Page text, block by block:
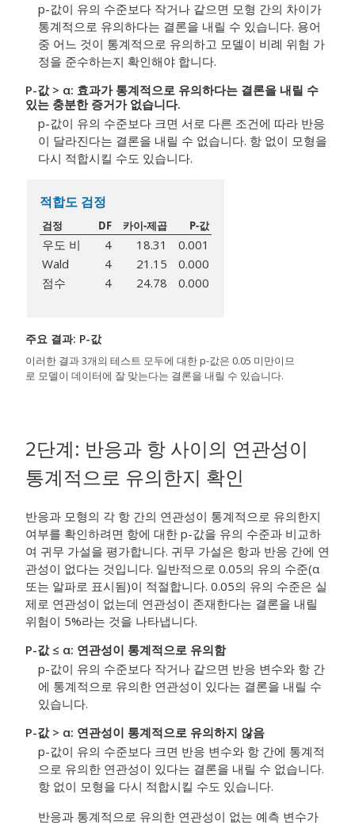
p-값이 유의 수준보다 작거나 같으면 모형 간의 차이가
통계적으로 유의하다는 결론을 내릴 수 있습니다. 용어
중 어느 것이 통계적으로 유의하고 모델이 비례 위험 가
정을 준수하는지 확인해야 합니다.
P-값 > α: 효과가 통계적으로 유의하다는 결론을 내릴 수
있는 충분한 증거가 없습니다.
p-값이 유의 수준보다 크면 서로 다른 조건에 따라 반응
이 달라진다는 결론을 내릴 수 없습니다. 항 없이 모형을
다시 적합시킬 수도 있습니다.
적합도 검정
검정 DF 카이-제곱 P-값
우도 비 4 18.31
0.001
Wald
4 21.15
0.000
점수
4 24.78 0.000
주요 결과: P-값
이러한 결과 3개의 테스트 모두에 대한 p-값은 0.05 미만이므
로 모델이 데이터에 잘 맞는다는 결론을 내릴 수 있습니다.
2단계: 반응과 항 사이의 연관성이
통계적으로 유의한지 확인
반응과 모형의 각 항 간의 연관성이 통계적으로 유의한지
여부를 확인하려면 항에 대한 p-값을 유의 수준과 비교하
여 귀무 가설을 평가합니다. 귀무 가설은 항과 반응 간에 연
관성이 없다는 것입니다. 일반적으로 0.05의 유의 수준(α
또는 알파로 표시됨)이 적절합니다. 0.05의 유의 수준은 실
제로 연관성이 없는데 연관성이 존재한다는 결론을 내릴
위험이 5%라는 것을 나타냅니다.
P-값 ≤ α: 연관성이 통계적으로 유의함
p-값이 유의 수준보다 작거나 같으면 반응 변수와 항 간
에 통계적으로 유의한 연관성이 있다는 결론을 내릴 수
있습니다.
P-값 > α: 연관성이 통계적으로 유의하지 않음
p-값이 유의 수준보다 크면 반응 변수와 항 간에 통계적
으로 유의한 연관성이 있다는 결론을 내릴 수 없습니다.
항 없이 모형을 다시 적합시킬 수도 있습니다.
반응과 통계적으로 유의한 연관성이 없는 예측 변수가